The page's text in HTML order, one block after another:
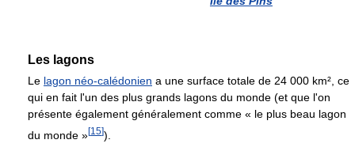
Les lagons
Le lagon néo-calédonien a une surface totale de 24 000 km² , ce
qui en fait l'un des plus grands lagons du monde (et que l'on
présente également généralement comme « le plus beau lagon
du monde »[15]).